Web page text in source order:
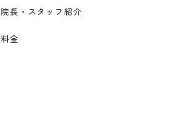
院長・スタッフ紹介
料金